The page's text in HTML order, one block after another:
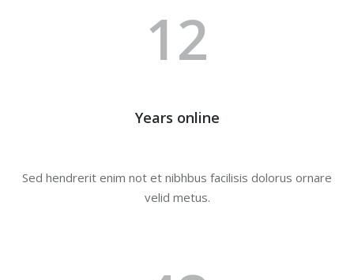
12
Years online
Sed hendrerit enim not et nibhbus facilisis dolorus ornare
velid metus.